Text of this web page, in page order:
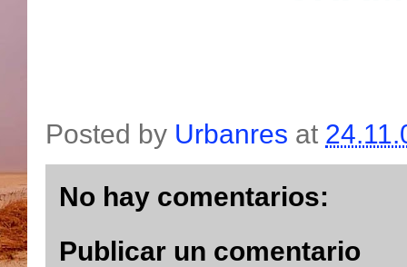
Posted by Urbanres at
No hay comentarios:
Publicar un comentario